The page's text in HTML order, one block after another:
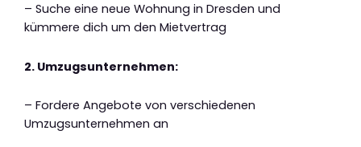
– Suche eine neue Wohnung in Dresden und
kümmere dich um den Mietvertrag
2. Umzugsunternehmen:
– Fordere Angebote von verschiedenen
Umzugsunternehmen an